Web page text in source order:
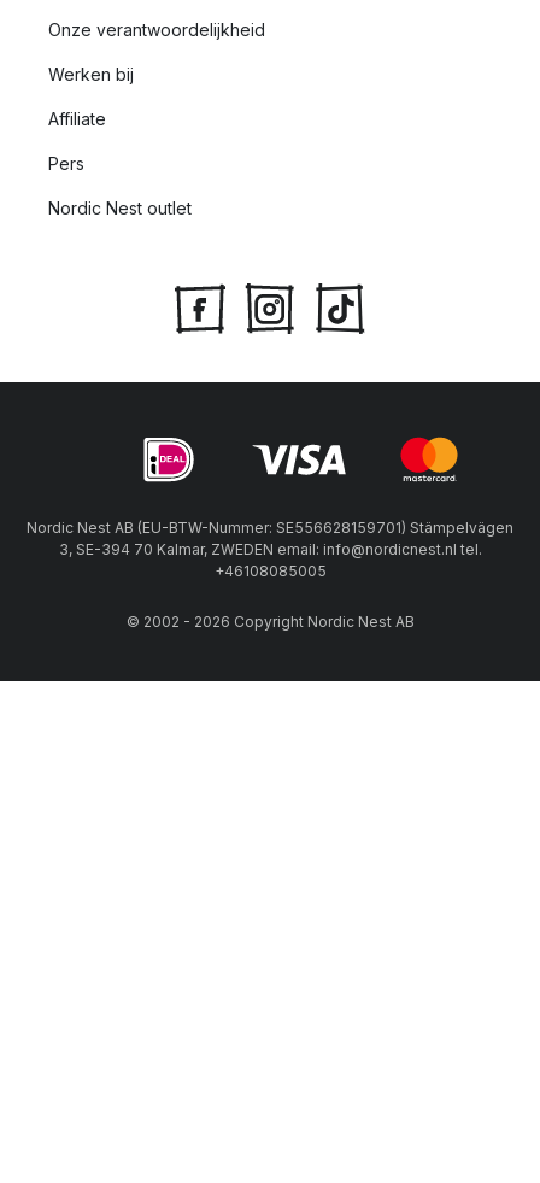
Onze verantwoordelijkheid
Werken bij
Affiliate
Pers
Nordic Nest outlet
Nordic Nest AB (EU-BTW-Nummer: SE556628159701) Stämpelvägen
3, SE-394 70 Kalmar, ZWEDEN email: info@nordicnest.nl tel.
+46108085005
© 2002 - 2026 Copyright Nordic Nest AB